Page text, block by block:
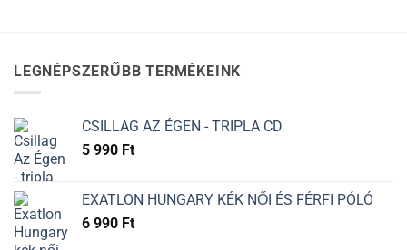
LEGNÉPSZERŰBB TERMÉKEINK
CSILLAG AZ ÉGEN - TRIPLA CD
5 990 Ft
EXATLON HUNGARY KÉK NŐI ÉS FÉRFI PÓLÓ
6 990 Ft